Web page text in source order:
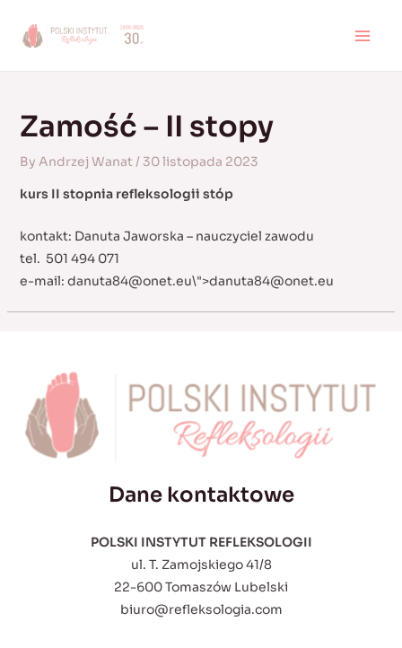
Zamość – II stopy
By Andrzej Wanat/30 listopada 2023
kurs II stopnia refleksologii stóp
kontakt: Danuta Jaworska – nauczyciel zawodu
tel. 501 494 071
e-mail: danuta84@onet.eu\">danuta84@onet.eu
Dane kontaktowe
POLSKI INSTYTUT REFLEKSOLOGII
ul. T. Zamojskiego 41/8
22-600 Tomaszów Lubelski
biuro@refleksologia.com